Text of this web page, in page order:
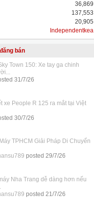
36,869
137,553
20,905
Independentkea
bán
Town 150: Xe tay ga chinh
31/7/26
xe People R 125 ra mắt tại Việt
30/7/26
TPHCM Giải Pháp Di Chuyển
posted 29/7/26
Nha Trang dễ dàng hơn nếu
posted 21/7/26